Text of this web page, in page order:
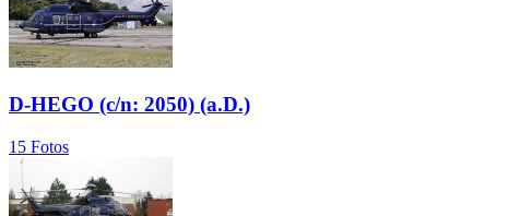
D-HEGO (c/n: 2050) (a.D.)
15 Fotos